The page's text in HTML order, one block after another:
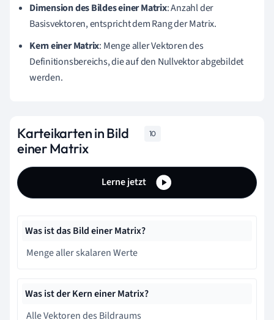
Dimension des Bildes einer Matrix: Anzahl der
Basisvektoren, entspricht dem Rang der Matrix.
Kern einer Matrix: Menge aller Vektoren des
Definitionsbereichs, die auf den Nullvektor abgebildet
werden.
Karteikarten in Bild
einer Matrix
10
Lerne jetzt
Was ist das Bild einer Matrix?
Menge aller skalaren Werte
Was ist der Kern einer Matrix?
Alle Vektoren des Bildraums